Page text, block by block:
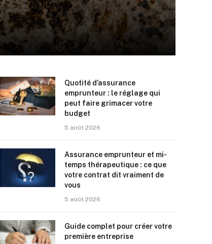
Quotité d’assurance
emprunteur : le réglage qui
peut faire grimacer votre
budget
5 août 2026
Assurance emprunteur et mi-
temps thérapeutique : ce que
votre contrat dit vraiment de
vous
5 août 2026
Guide complet pour créer votre
première entreprise